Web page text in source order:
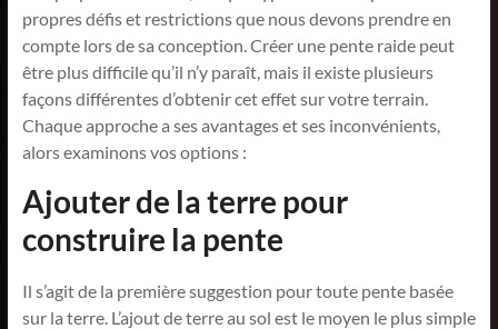
propres défis et restrictions que nous devons prendre en
compte lors de sa conception. Créer une pente raide peut
être plus difficile qu’il n’y paraît, mais il existe plusieurs
façons différentes d’obtenir cet effet sur votre terrain.
Chaque approche a ses avantages et ses inconvénients,
alors examinons vos options :
Ajouter de la terre pour
construire la pente
Il s’agit de la première suggestion pour toute pente basée
sur la terre. L’ajout de terre au sol est le moyen le plus simple